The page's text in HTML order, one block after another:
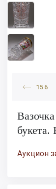
156
букета.
Аукцион